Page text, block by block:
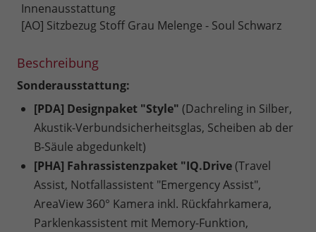
Innenausstattung
[AO] Sitzbezug Stoff Grau Melenge - Soul Schwarz
Beschreibung
Sonderausstattung:
[PDA] Designpaket "Style" (Dachreling in Silber,
Akustik-Verbundsicherheitsglas, Scheiben ab der
B-Säule abgedunkelt)
[PHA] Fahrassistenzpaket "IQ.Drive(Travel
Assist, Notfallassistent "Emergency Assist",
AreaView 360° Kamera inkl. Rückfahrkamera,
Parklenkassistent mit Memory-Funktion,